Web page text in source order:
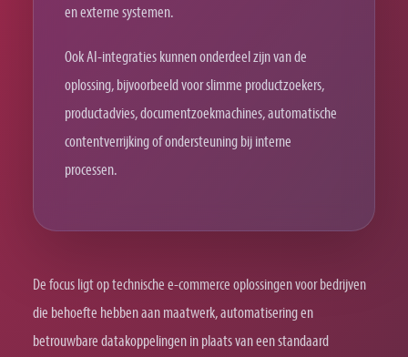
en externe systemen.
Ook AI-integraties kunnen onderdeel zijn van de
oplossing, bijvoorbeeld voor slimme productzoekers,
productadvies, documentzoekmachines, automatische
contentverrijking of ondersteuning bij interne
processen.
De focus ligt op technische e-commerce oplossingen voor bedrijven
die behoefte hebben aan maatwerk, automatisering en
betrouwbare datakoppelingen in plaats van een standaard